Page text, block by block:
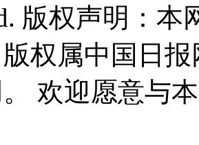
版权声明：
权属中国日
欢迎愿意与